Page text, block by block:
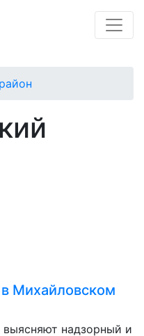
Михайловском
выясняют надзорный и